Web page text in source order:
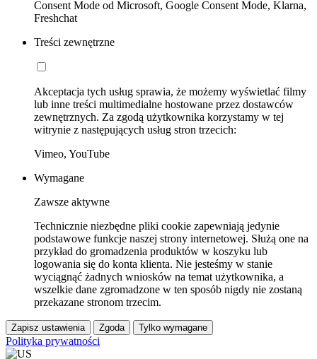
Consent Mode od Microsoft, Google Consent Mode, Klarna,
Freshchat
Treści zewnętrzne
Akceptacja tych usług sprawia, że możemy wyświetlać filmy
lub inne treści multimedialne hostowane przez dostawców
zewnętrznych. Za zgodą użytkownika korzystamy w tej
witrynie z następujących usług stron trzecich:
Vimeo, YouTube
Wymagane
Zawsze aktywne
Technicznie niezbędne pliki cookie zapewniają jedynie
podstawowe funkcje naszej strony internetowej. Służą one na
przykład do gromadzenia produktów w koszyku lub
logowania się do konta klienta. Nie jesteśmy w stanie
wyciągnąć żadnych wniosków na temat użytkownika, a
wszelkie dane zgromadzone w ten sposób nigdy nie zostaną
przekazane stronom trzecim.
Zapisz ustawienia Zgoda Tylko wymagane
Polityka prywatności